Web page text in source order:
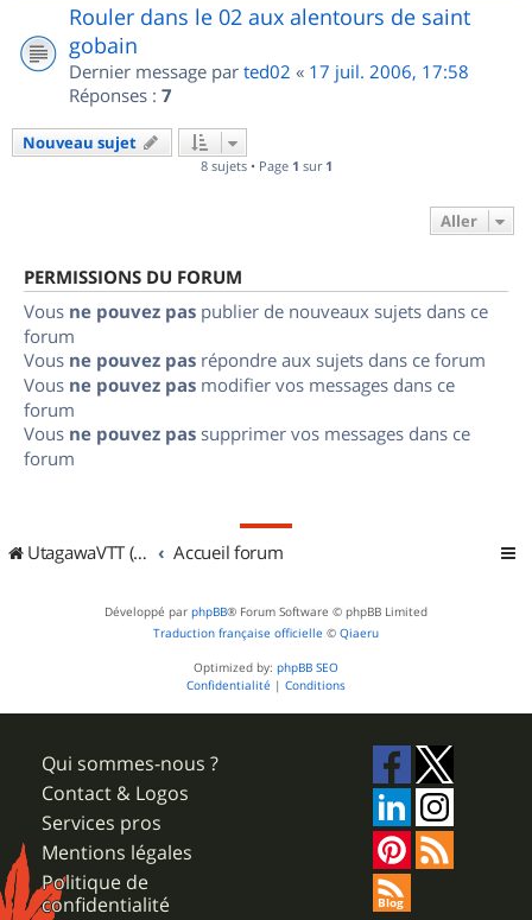
Rouler dans le 02 aux alentours de saint
gobain
Dernier message par ted02 « 17 juil. 2006, 17:58
Réponses : 7
Nouveau sujet
8 sujets • Page 1 sur 1
Aller
PERMISSIONS DU FORUM
Vous ne pouvez pas publier de nouveaux sujets dans ce
forum
Vous ne pouvez pas répondre aux sujets dans ce forum
Vous ne pouvez pas modifier vos messages dans ce
forum
Vous ne pouvez pas supprimer vos messages dans ce
forum
UtagawaVTT (Randos VTT et VTTAE avec traces GPS) Accueil forum
Développé par phpBB® Forum Software © phpBB Limited
Traduction française officielle © Qiaeru
Optimized by: phpBB SEO
Confidentialité | Conditions
Qui sommes-nous ?
Contact & Logos
Services pros
Mentions légales
Politique de
confidentialité